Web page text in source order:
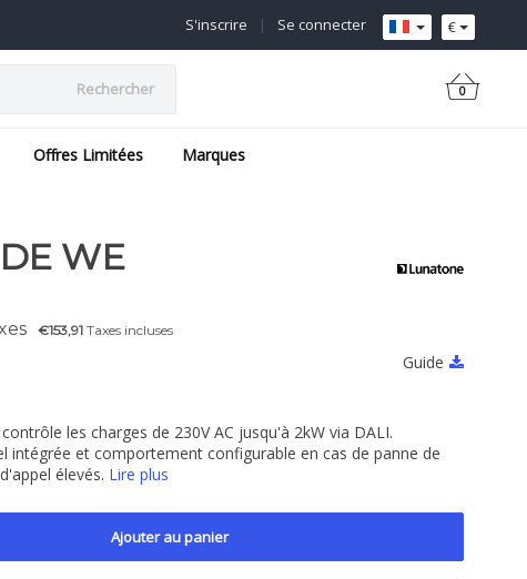
€
Se connecter
|
S'inscrire
Rechercher 0
Offres Limitées Marques
WE
€153,91 Taxes incluses
Guide
les charges de 230V AC jusqu'à 2kW via DALI.
intégrée et comportement configurable en cas de panne de
élevés. Lire plus
Ajouter au panier